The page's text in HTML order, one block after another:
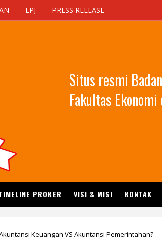
LPJ PRESS RELEASE
Situs resmi
Fakultas
PROKER VISI & MISI KONTAK
Keuangan VS Akuntansi Pemerintahan?